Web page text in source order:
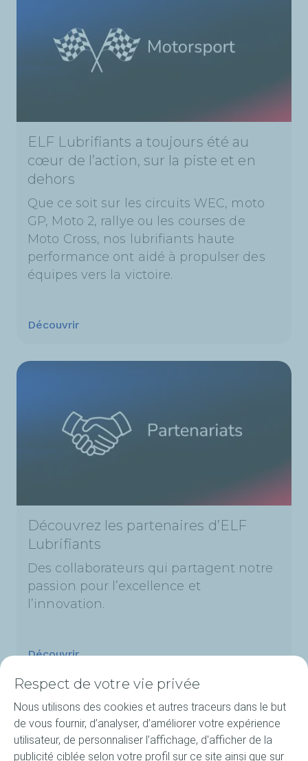
ELF Lubrifiants a toujours été au
cœur de l’action, sur la piste et en
dehors
Que ce soit sur les circuits WEC, moto
GP, Moto 2, rallye ou les courses de
Moto Cross, nos lubrifiants haute
performance ont aidé à propulser des
équipes vers la victoire.
Découvrir
Découvrez les partenaires d’ELF
Lubrifiants
Des collaborateurs qui partagent notre
passion pour l’excellence et
l’innovation.
Découvrir
Produits
Respect de votre vie privée
Nous utilisons des cookies et autres traceurs dans le but
de vous fournir, d’analyser, d’améliorer votre expérience
utilisateur, de personnaliser l’affichage, d'afficher de la
publicité ciblée selon votre profil sur ce site ainsi que sur